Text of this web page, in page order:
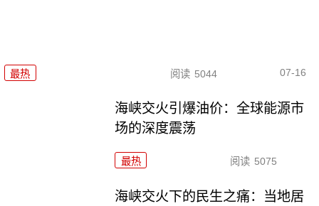
最热 阅读 5044 07-16
海峡交火引爆油价：全球能源市
场的深度震荡
最热 阅读 5075
海峡交火下的民生之痛：当地居